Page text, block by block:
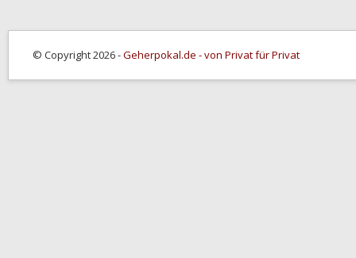
© Copyright 2026 -Geherpokal.de - von Privat für Privat